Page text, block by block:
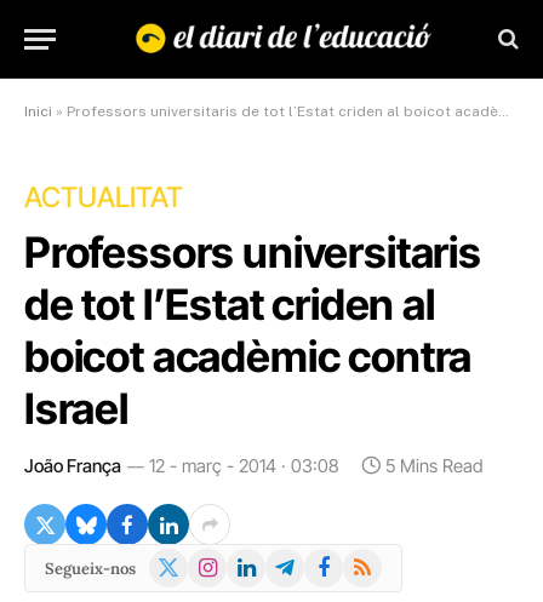
Inici » Professors universitaris de tot l’Estat criden al boicot acadèmic contra Israel
ACTUALITAT
Professors universitaris
de tot l’Estat criden al
boicot acadèmic contra
Israel
João França 12 - març - 2014 · 03:08 5 Mins Read
Segueix-nos
X
Instagram
LinkedInTelegramFacebook
RSS